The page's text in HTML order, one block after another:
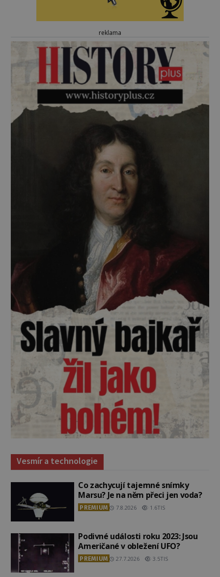
reklama
Vesmír a technologie
Co zachycují tajemné snímky
Marsu? Je na něm přeci jen voda?
PREMIUM 7.8.2026 1.6TIS
Podivné události roku 2023: Jsou
Američané v obležení UFO?
PREMIUM 27.7.2026 3.5TIS